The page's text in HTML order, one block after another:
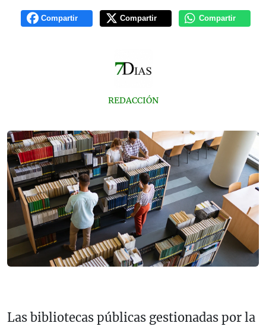
Compartir Compartir Compartir
REDACCIÓN
Las bibliotecas públicas gestionadas por la